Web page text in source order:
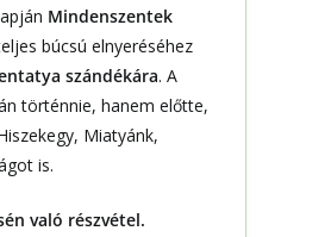
Mindenszentek
búcsú elnyeréséhez
szándékára. A
történnie, hanem előtte,
Miatyánk,
is.
való részvétel.